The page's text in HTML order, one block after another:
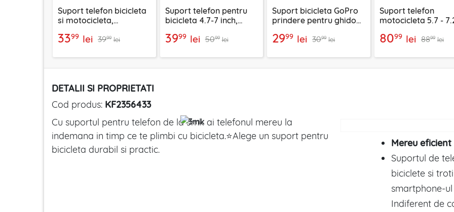
Suport telefon bicicleta
si motocicleta,
BH141
3399 lei 3999 lei
Suport telefon pentru
bicicleta 4.7-7 inch,
BH105. negru
3999 lei 5099 lei
Suport bicicleta GoPro
prindere pentru ghidon
2999 lei 3099 lei
Suport telefon
motocicleta 5.7 -
8099 lei 8899 lei
DETALII SI PROPRIETATI
Cod produs: KF2356433
Cu suportul pentru telefon de la 3mk ai telefonul mereu la
indemana in timp ce te plimbi cu bicicleta.⭐Alege un suport pentru
bicicleta durabil si practic.
Mereu eficient
Suportul de
biciclete si
smartphone-
Indiferent de